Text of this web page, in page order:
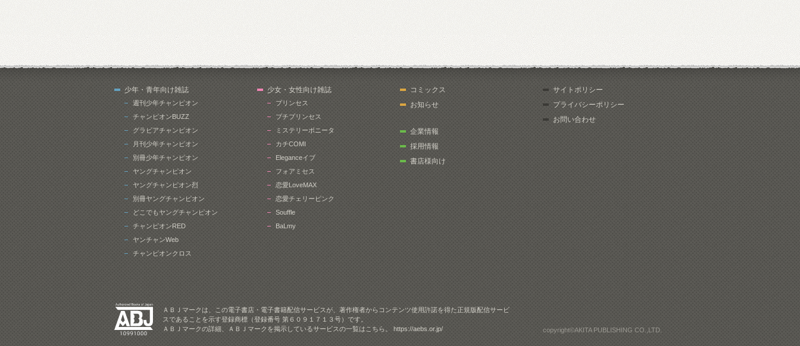
少年・青年向け雑誌
週刊少年チャンピオン
チャンピオンBUZZ
グラビアチャンピオン
月刊少年チャンピオン
別冊少年チャンピオン
ヤングチャンピオン
ヤングチャンピオン烈
別冊ヤングチャンピオン
どこでもヤングチャンピオン
チャンピオンRED
ヤンチャンWeb
チャンピオンクロス
少女・女性向け雑誌
プリンセス
プチプリンセス
ミステリーボニータ
カチCOMI
Eleganceイブ
フォアミセス
恋愛LoveMAX
恋愛チェリーピンク
Souffle
BaLmy
コミックス
お知らせ
企業情報
採用情報
書店様向け
サイトポリシー
プライバシーポリシー
お問い合わせ
ＡＢＪマークは、この電子書店・電子書籍配信サービスが、著作権者からコンテンツ使用許諾を得た正規版配信サービ
スであることを示す登録商標（登録番号 第６０９１７１３号）です。
ＡＢＪマークの詳細、ＡＢＪマークを掲示しているサービスの一覧はこちら。https://aebs.or.jp/ copyright©AKITA PUBLISHING CO.,LTD.